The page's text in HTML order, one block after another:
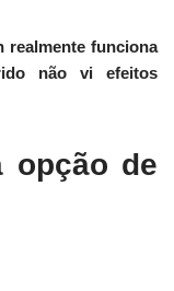
realmente funciona
não vi efeitos
opção de